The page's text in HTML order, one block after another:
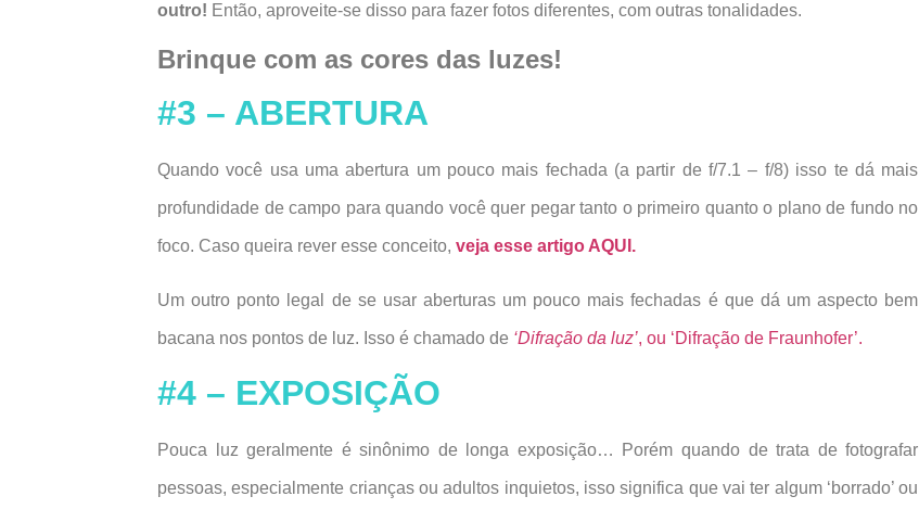
outro! Então, aproveite-se disso para fazer fotos diferentes, com outras tonalidades.
Brinque com as cores das luzes!
#3 – ABERTURA
Quando você usa uma abertura um pouco mais fechada (a partir de f/7.1 – f/8) isso te dá mais
profundidade de campo para quando você quer pegar tanto o primeiro quanto o plano de fundo no
foco. Caso queira rever esse conceito, veja esse artigo AQUI.
Um outro ponto legal de se usar aberturas um pouco mais fechadas é que dá um aspecto bem
bacana nos pontos de luz. Isso é chamado de ‘Difração da luz’, ou ‘Difração de Fraunhofer’.
#4 – EXPOSIÇÃO
Pouca luz geralmente é sinônimo de longa exposição… Porém quando de trata de fotografar
pessoas, especialmente crianças ou adultos inquietos, isso significa que vai ter algum ‘borrado’ ou